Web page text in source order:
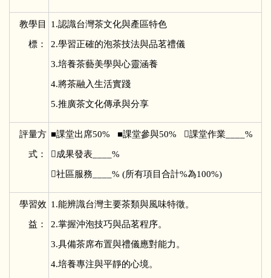
教學目
標：
1.認識台灣茶文化與產區特色
2.學習正確的泡茶技法與品茗禮儀
3.培養茶藝美學與心靈涵養
4.將茶融入生活實踐
5.推廣茶文化傳承與分享
評量方
式：
■課堂出席50% ■課堂參與50% 課堂作業____%
成果發表____%
社區服務____% (所有項目合計%為100%)
學習效
益：
1.能辨識台灣主要茶類與風味特徵。
2.掌握沖泡技巧與品茗程序。
3.具備茶席布置與禮儀應對能力。
4.培養專注與平靜的心境。